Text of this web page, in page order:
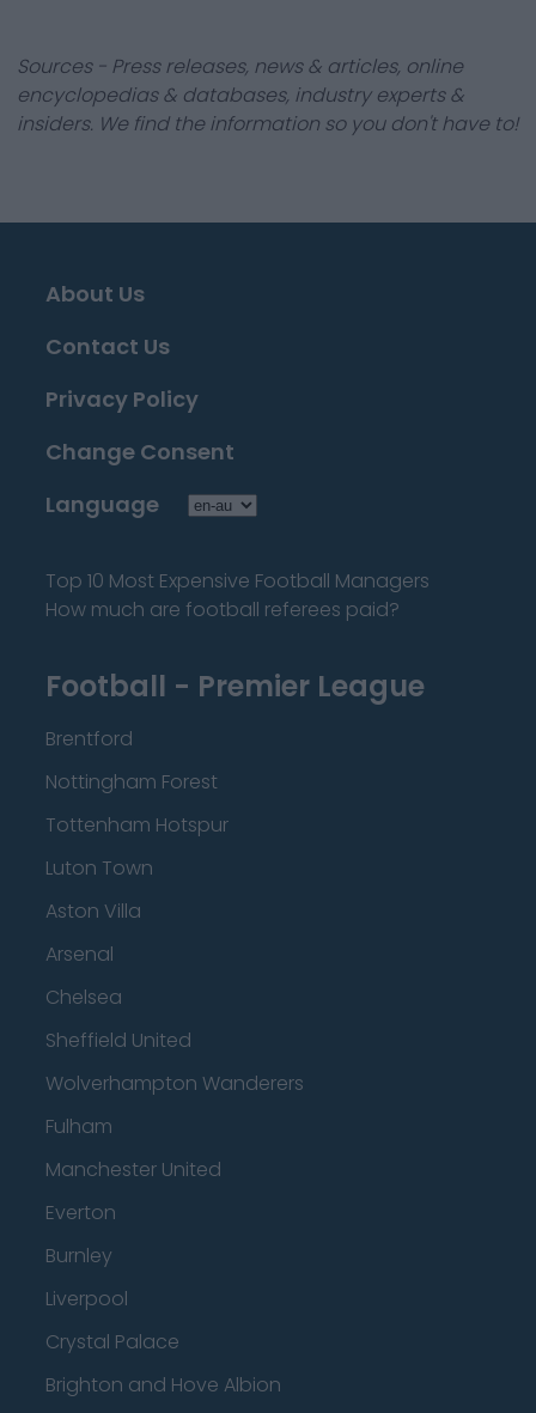
Sources - Press releases, news & articles, online
encyclopedias & databases, industry experts &
insiders. We find the information so you don't have to!
About Us
Contact Us
Privacy Policy
Change Consent
Language
Top 10 Most Expensive Football Managers
How much are football referees paid?
Football - Premier League
Brentford
Nottingham Forest
Tottenham Hotspur
Luton Town
Aston Villa
Arsenal
Chelsea
Sheffield United
Wolverhampton Wanderers
Fulham
Manchester United
Everton
Burnley
Liverpool
Crystal Palace
Brighton and Hove Albion